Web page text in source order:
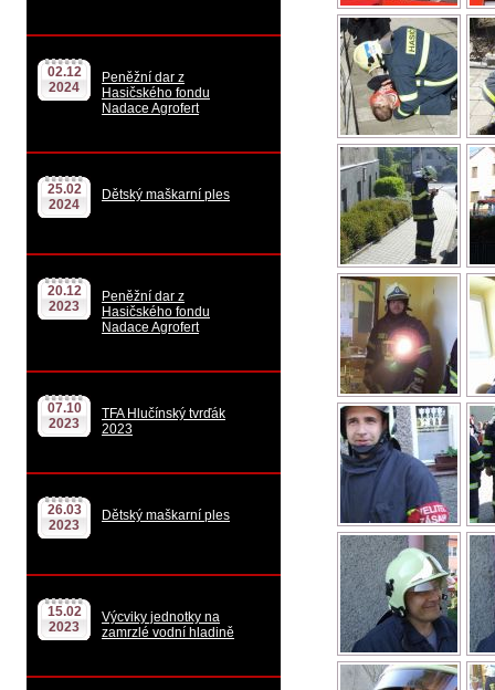
02.12
2024
Peněžní dar z
Hasičského fondu
Nadace Agrofert
25.02
2024
Dětský maškarní ples
20.12
2023
Peněžní dar z
Hasičského fondu
Nadace Agrofert
07.10
2023
TFA Hlučínský tvrďák
2023
26.03
2023
Dětský maškarní ples
15.02
2023
Výcviky jednotky na
zamrzlé vodní hladině